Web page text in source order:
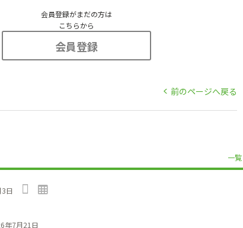
会員登録がまだの方は
こちらから
会員登録
前のページへ戻る
一覧
日
年7月21日